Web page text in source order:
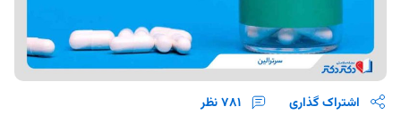
اشتراک گذاری 781نظر